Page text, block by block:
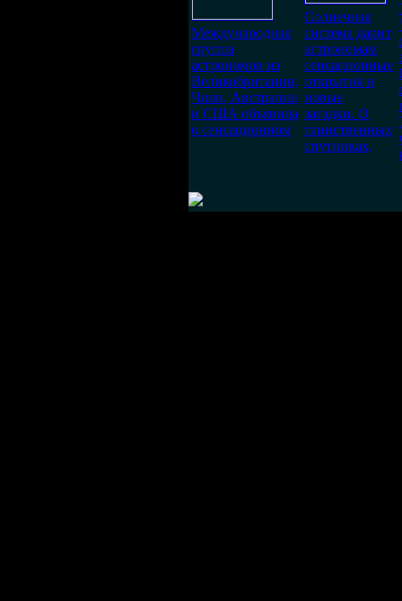
Международная
группа
астрономов из
Великобритании,
Чили, Австралии
и США объявила
о сенсационном
Солнечная
система дарит
астрономам
сенсационные
открытия и
новые
загадки. О
таинственных
спутниках,